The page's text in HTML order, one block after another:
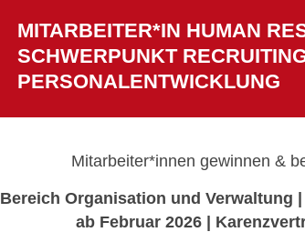
MITARBEITER*IN HUMAN
SCHWERPUNKT
PERSONALENTWICKLUNG
Mitarbeiter*innen gewinnen &
Bereich Organisation und Verwaltung |
ab Februar 2026 |